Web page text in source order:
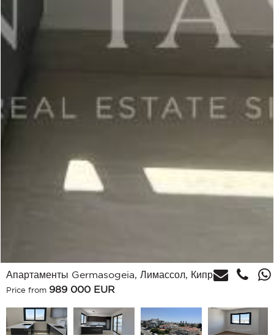
Апартаменты Germasogeia, Лимассол, Кипр
Price from 989 000 EUR